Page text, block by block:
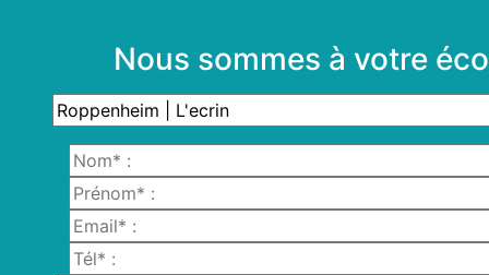
Nous sommes à votre